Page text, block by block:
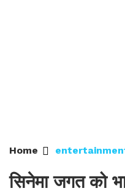
Home
सिनेमा जगत को